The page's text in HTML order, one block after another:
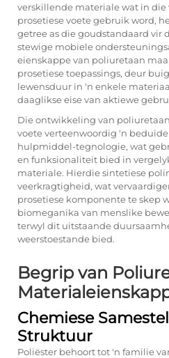
verskillende materiale wat in die
prosetiese voete gebruik word,
getree as die goudstandaard vir
stewige mobiele
eienskappe van poliuretaan
prosetiese toepassings, deur
lewensduur in 'n enkele
daaglikse eise van aktiewe
Die ontwikkeling van
voete verteenwoordig 'n
hulpmiddel-tegnologie, wat
en funksionaliteit bied in
materiale. Hierdie sintetiese
veerkragtigheid, wat
prosetiese komponente te skep
biomeganika van menslike
terwyl dit uitstaande
weerstoestande bied.
Begrip van
Chemiese
Struktuur
Poliëster behoort tot 'n familie